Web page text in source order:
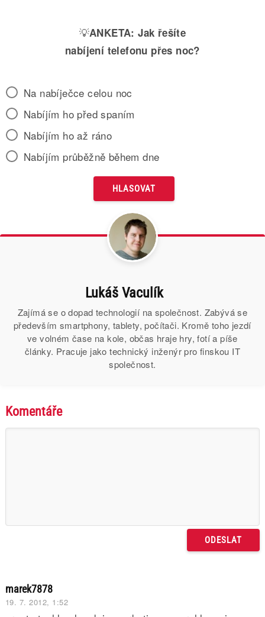
💡ANKETA: Jak řešíte
nabíjení telefonu přes noc?
Na nabíječce celou noc
Nabíjím ho před spaním
Nabíjím ho až ráno
Nabíjím průběžně během dne
Lukáš Vaculík
Zajímá se o dopad technologií na společnost. Zabývá se
především smartphony, tablety, počítači. Kromě toho jezdí
ve volném čase na kole, občas hraje hry, fotí a píše
články. Pracuje jako technický inženýr pro finskou IT
společnost.
Komentáře
marek7878
19. 7. 2012, 1:52